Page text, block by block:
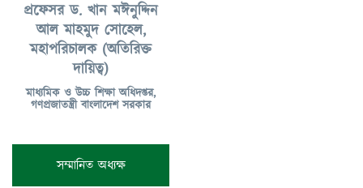
প্রফেসর ড. খান মঈনুদ্দিন
আল মাহমুদ সোহেল,
মহাপরিচালক (অতিরিক্ত
দায়িত্ব)
মাধ্যমিক ও উচ্চ শিক্ষা অধিদপ্তর,
গণপ্রজাতন্ত্রী বাংলাদেশ সরকার
সম্মানিত অধ্যক্ষ